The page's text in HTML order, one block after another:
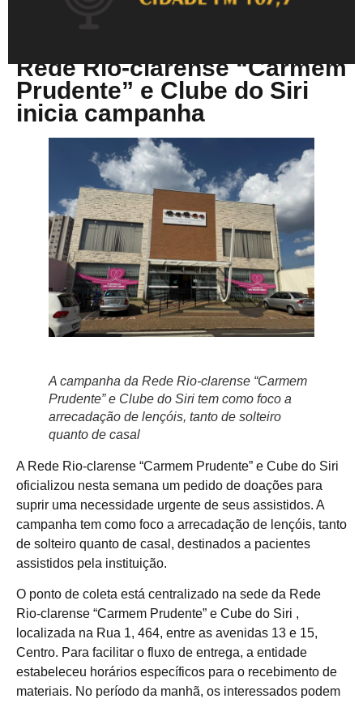
Rede Rio-clarense “Carmem
Prudente” e Clube do Siri
inicia campanha
A campanha da Rede Rio-clarense “Carmem
Prudente” e Clube do Siri tem como foco a
arrecadação de lençóis, tanto de solteiro
quanto de casal
A Rede Rio-clarense “Carmem Prudente” e Cube do Siri
oficializou nesta semana um pedido de doações para
suprir uma necessidade urgente de seus assistidos. A
campanha tem como foco a arrecadação de lençóis, tanto
de solteiro quanto de casal, destinados a pacientes
assistidos pela instituição.
O ponto de coleta está centralizado na sede da Rede
Rio-clarense “Carmem Prudente” e Cube do Siri ,
localizada na Rua 1, 464, entre as avenidas 13 e 15,
Centro. Para facilitar o fluxo de entrega, a entidade
estabeleceu horários específicos para o recebimento de
materiais. No período da manhã, os interessados podem